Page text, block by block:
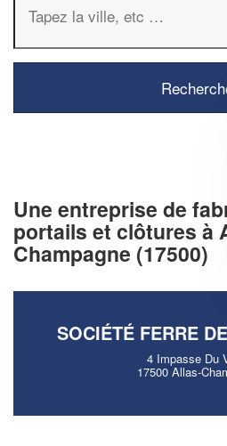
Une entreprise de
portails et clôtures à
Champagne (17500)
SOCIÉTÉ FERRE
4 Impasse Du
17500 Allas-
Vous
nouveaux
En